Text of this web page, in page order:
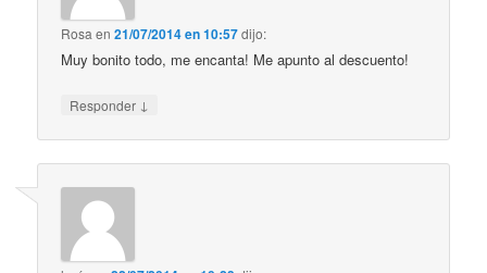
Rosa en21/07/2014 en 10:57dijo:
Muy bonito todo, me encanta! Me apunto al descuento!
Responder ↓